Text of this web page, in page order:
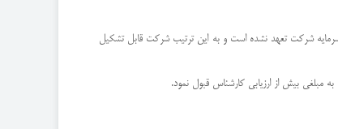
از سرمایه شركت تعهد نشده است و به این ترتیب شركت قابل تشكیل